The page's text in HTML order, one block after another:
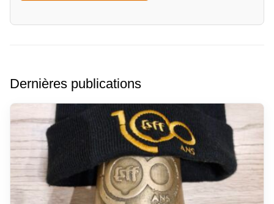
Dernières publications